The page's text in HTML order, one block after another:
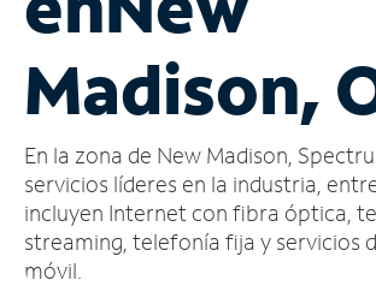
cuenta
Encuentra
tienda
Madison,
En la zona de New Madison,
servicios líderes en la industria,
incluyen Internet con fibra óptica,
streaming, telefonía fija y servicios
móvil.